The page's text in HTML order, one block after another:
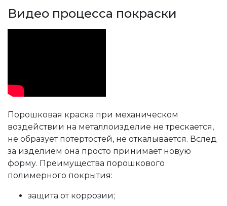
Видео процесса покраски
Порошковая краска при механическом
воздействии на металлоизделие не трескается,
не образует потертостей, не откалывается. Вслед
за изделием она просто принимает новую
форму. Преимущества порошкового
полимерного покрытия:
защита от коррозии;